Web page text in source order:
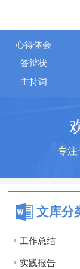
心得体会
答辩状
主持词
专注
文库分
工作总结
实践报告